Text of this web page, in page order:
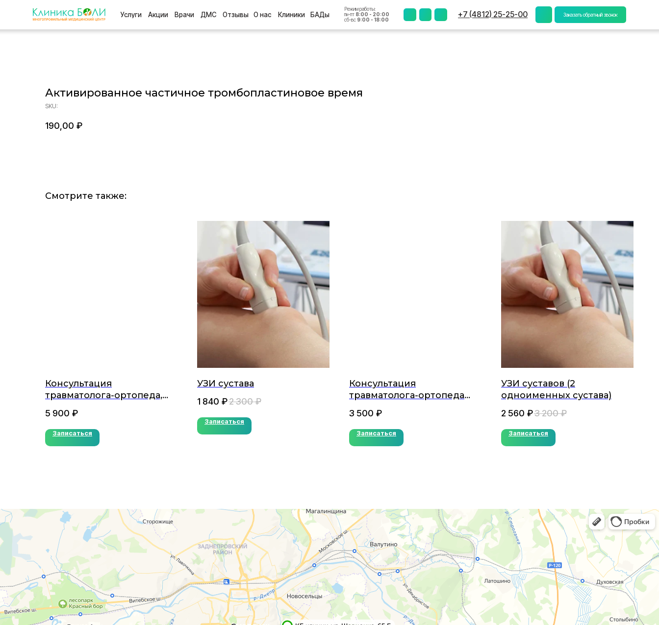
+7 (4812) 25-25-00
пн-пт8:00 - 20:00
сб-вс9:00 - 18:00
Заказать обратный звонок
БАДы
Услуги Акции Врачи ДМС Отзывы О нас Клиники
Активированное частичное тромбопластиновое время
SKU:
190,00 ₽
Смотрите также:
Консультация
травматолога-ортопеда,
кандидата медицинских
наук (первичная)
5 900 ₽
Записаться
УЗИ сустава
1 840 ₽2 300 ₽
Записаться
Консультация
травматолога-ортопеда
(повторная)
3 500 ₽
Записаться
УЗИ суставов (2
одноименных сустава)
2 560 ₽3 200 ₽
Записаться
г. Смоленск
ул. Рыленкова, 11 Б
г. Ярцево
ул. Рокоссовского, 65